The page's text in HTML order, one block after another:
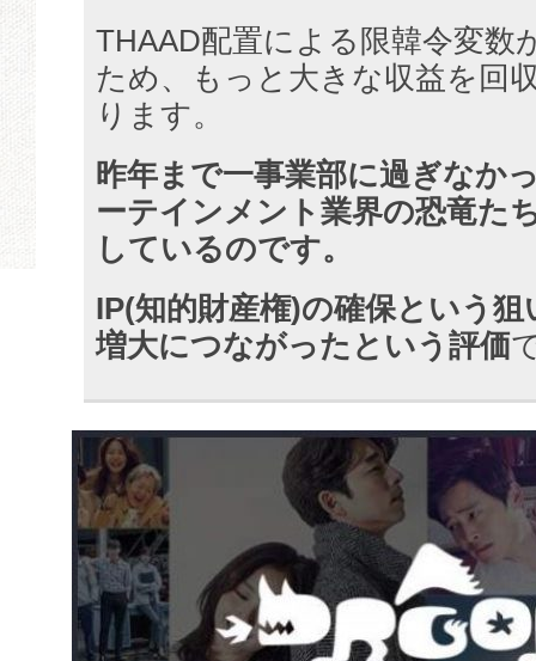
THAAD配置による限韓令変数
ため、もっと大きな収益を回
ります。
昨年まで一事業部に過ぎなか
ーテインメント業界の恐竜た
しているのです。
IP(知的財産権)の確保という
増大につながったという評価